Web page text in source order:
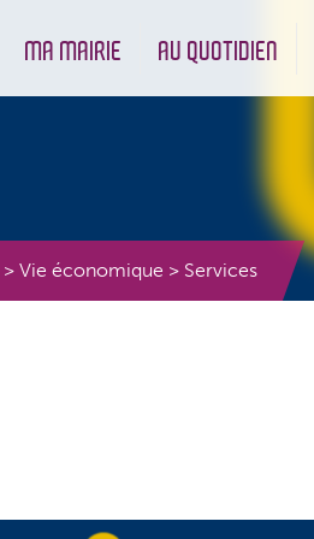
MA MAIRIE AU QUOTIDIEN
> Vie économique > Services